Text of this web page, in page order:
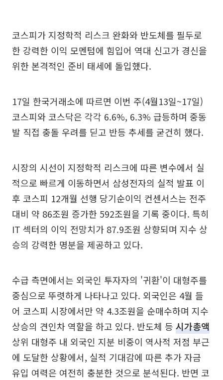
코스피가 지정학적 리스크 완화와 반도체를 필두로
한 강력한 이익 모멘텀에 힘입어 역대 신고가 경신을
위한 본격적인 준비 태세에 돌입했다.
17일 한국거래소에 따르면 이번 주(4월13일~17일)
코스피와 코스닥은 각각 6.6%, 6.3% 급등하며 중동
발 직접 충돌 우려를 딛고 반등 추세를 굳건히 했다.
시장의 시선이 지정학적 리스크에 따른 변수에서 실
적으로 빠르게 이동하면서 삼성전자의 실적 발표 이
후 코스피 12개월 선행 당기순이익 컨센서스는 전주
대비 약 86조원 증가한 592조원을 기록 중이다. 특히
IT 섹터의 이익 전망치가 87.9조원 상향되며 지수 상
승의 강력한 명분을 제공하고 있다.
수급 측면에서는 외국인 투자자의 '귀환'이 대형주를
중심으로 뚜렷하게 나타나고 있다. 외국인은 4월 들
어 코스피 시장에서만 약 4.3조원을 순매수하며 지수
상승의 견인차 역할을 하고 있다. 반도체 등 시가총액
상위 대형주 내 외국인 지분 비중이 역사적 저점 부근
에 도달한 상황에서, 실적 기대감에 따른 추가 자금
유입 여력은 여전히 충분한 것으로 분석된다. 반면 코